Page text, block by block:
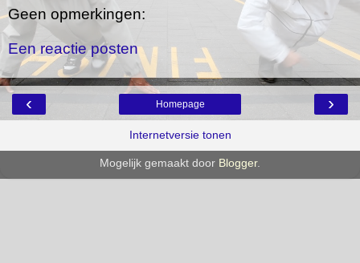
Geen opmerkingen:
Een reactie posten
‹ ›
Homepage
Internetversie tonen
Mogelijk gemaakt door Blogger.